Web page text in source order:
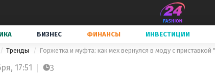
БИЗНЕС ФИНАНСЫ ИНВЕСТИЦИИ
Тренды Горжетка и муфта: как мех вернулся в моду с приставкой
17:51 3